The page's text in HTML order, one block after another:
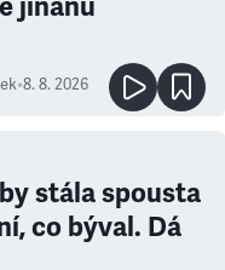
jinanu
•8. 8. 2026
stála spousta
co býval. Dá